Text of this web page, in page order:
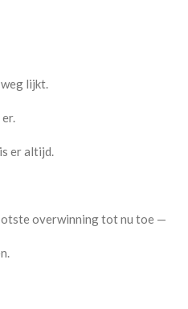
lijkt.
er altijd.
overwinning tot nu toe —